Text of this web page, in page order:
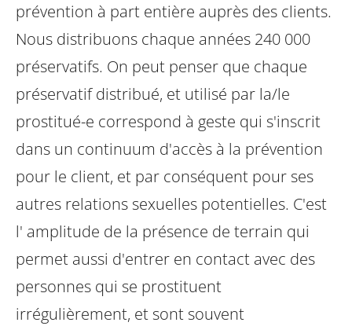
prévention à part entière auprès des clients.
Nous distribuons chaque années 240 000
préservatifs. On peut penser que chaque
préservatif distribué, et utilisé par la/le
prostitué-e correspond à geste qui s'inscrit
dans un continuum d'accès à la prévention
pour le client, et par conséquent pour ses
autres relations sexuelles potentielles. C'est
l' amplitude de la présence de terrain qui
permet aussi d'entrer en contact avec des
personnes qui se prostituent
irrégulièrement, et sont souvent